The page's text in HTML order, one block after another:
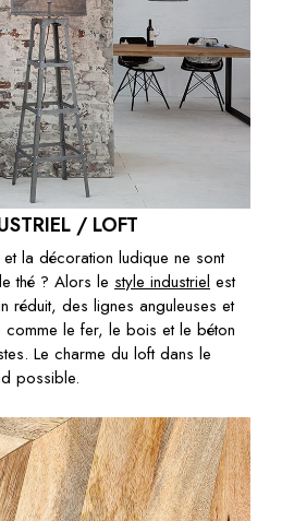
/ LOFT
la décoration ludique ne sont
thé ? Alors le style industriel est
réduit, des lignes anguleuses et
comme le fer, le bois et le béton
Le charme du loft dans le
possible.